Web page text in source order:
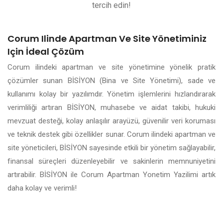
tercih edin!
Corum Ilinde Apartman Ve Site Yönetiminiz
Için İdeal Çözüm
Corum ilindeki apartman ve site yönetimine yönelik pratik
çözümler sunan BİSİYON (Bina ve Site Yönetimi), sade ve
kullanımı kolay bir yazılımdır. Yönetim işlemlerini hızlandırarak
verimliliği artıran BİSİYON, muhasebe ve aidat takibi, hukuki
mevzuat desteği, kolay anlaşılır arayüzü, güvenilir veri koruması
ve teknik destek gibi özellikler sunar. Corum ilindeki apartman ve
site yöneticileri, BİSİYON sayesinde etkili bir yönetim sağlayabilir,
finansal süreçleri düzenleyebilir ve sakinlerin memnuniyetini
artırabilir. BİSİYON ile Corum Apartman Yonetim Yazilimi artık
daha kolay ve verimli!